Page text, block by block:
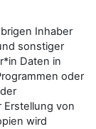
Inhaber
sonstiger
Daten in
oder
Erstellung von
wird